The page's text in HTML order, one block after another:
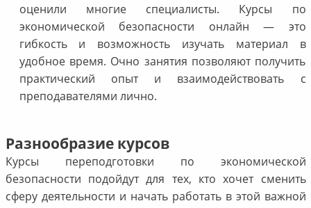
оценили многие специалисты. Курсы по
экономической безопасности онлайн — это
гибкость и возможность изучать материал в
удобное время. Очно занятия позволяют получить
практический опыт и взаимодействовать с
преподавателями лично.
Разнообразие курсов
Курсы переподготовки по экономической
безопасности подойдут для тех, кто хочет сменить
сферу деятельности и начать работать в этой важной